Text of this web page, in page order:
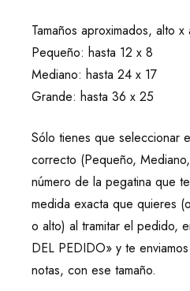
Tamaños aproximados, alto
Pequeño: hasta 12 x 8
Mediano: hasta 24 x 17
Grande: hasta 36 x 25
Sólo tienes que seleccionar
correcto (Pequeño,
número de la pegatina que
medida exacta que quieres
o alto) al tramitar el pedido,
DEL PEDIDO» y te
notas, con ese tamaño.